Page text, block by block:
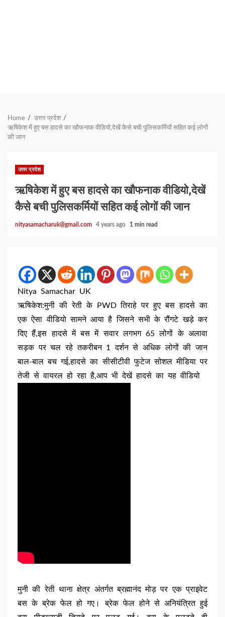
Home
उत्तर प्रदेश
ऋषिकेश में हुए बस हादसे का खौफनाक वीडियो,देखें कैसे बची पुलिसकर्मियों सहित कई लोगों
की जान
उत्तर प्रदेश
ऋषिकेश में हुए बस हादसे का खौफनाक वीडियो,देखें
कैसे बची पुलिसकर्मियों सहित कई लोगों की जान
nityasamacharuk@gmail.com 4 years ago 1 min read
Nitya Samachar UK
ऋषिकेश:मुनी की रेती के PWD तिराहे पर हुए बस हादसे का
एक ऐसा वीडियो सामने आया है जिसने सभी के रौंगटे खड़े कर
दिए हैं,इस हादसे में बस में सवार लगभग 65 लोगों के अलावा
सड़क पर चल रहे तकरीबन 1 दर्शन से अधिक लोगों की जान
बाल-बाल बच गई,हादसे का सीसीटीवी फुटेज सोशल मीडिया पर
तेजी से वायरल हो रहा है,आप भी देखें हादसे का यह वीडियो
मुनी की रेती थाना क्षेत्र अंतर्गत ब्रह्मानंद मोड़ पर एक प्राइवेट
बस के ब्रेक फेल हो गए। ब्रेक फेल होने से अनियंत्रित हुई